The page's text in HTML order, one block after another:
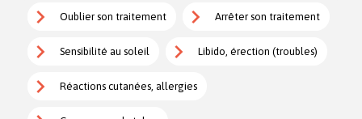
Oublier son traitement Arrêter son traitement
Sensibilité au soleil Libido, érection (troubles)
Réactions cutanées, allergies